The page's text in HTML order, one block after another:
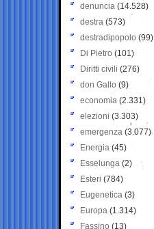
denuncia (14.528)
destra (573)
destradipopolo (99)
Di Pietro (101)
Diritti civili (276)
don Gallo (9)
economia (2.331)
elezioni (3.303)
emergenza (3.077)
Energia (45)
Esselunga (2)
Esteri (784)
Eugenetica (3)
Europa (1.314)
Fassino (13)